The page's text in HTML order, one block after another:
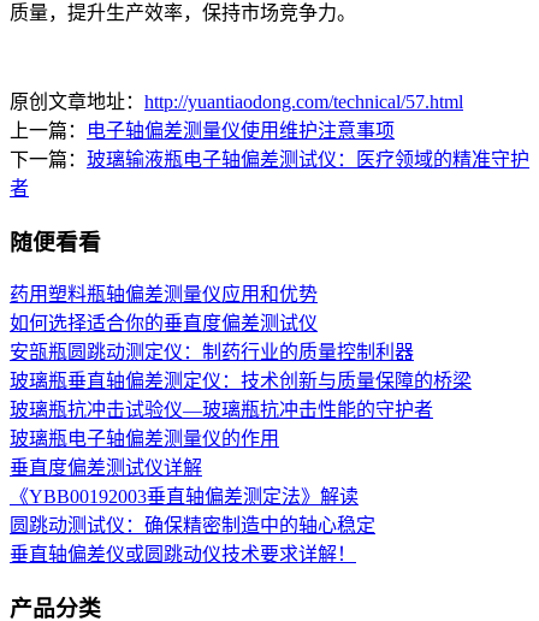
质量，提升生产效率，保持市场竞争力。
原创文章地址： http://yuantiaodong.com/technical/57.html
上一篇：
电子轴偏差测量仪使用维护注意事项
下一篇： 玻璃输液瓶电子轴偏差测试仪：医疗领域的精准守护
者
随便看看
药用塑料瓶轴偏差测量仪应用和优势
如何选择适合你的垂直度偏差测试仪
安瓿瓶圆跳动测定仪：制药行业的质量控制利器
玻璃瓶垂直轴偏差测定仪：技术创新与质量保障的桥梁
玻璃瓶抗冲击试验仪—玻璃瓶抗冲击性能的守护者
玻璃瓶电子轴偏差测量仪的作用
垂直度偏差测试仪详解
《YBB00192003垂直轴偏差测定法》解读
圆跳动测试仪：确保精密制造中的轴心稳定
垂直轴偏差仪或圆跳动仪技术要求详解！
产品分类